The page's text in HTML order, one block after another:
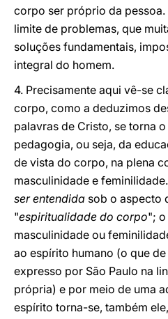
corpo ser próprio da
limite de problemas, que
soluções fundamentais,
integral do homem.
4. Precisamente aqui vê-se
corpo, como a deduzimos
palavras de Cristo, se torna
pedagogia, ou seja, da
de vista do corpo, na plena
masculinidade e
ser entendida sob o aspecto
"espiritualidade do corpo";
masculinidade ou
ao espírito humano (o que
expresso por São Paulo na
própria) e por meio de uma
espírito torna-se, também